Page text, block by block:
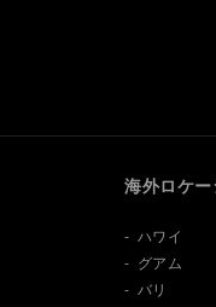
海外ロケ
ハワイ
グアム
バリ